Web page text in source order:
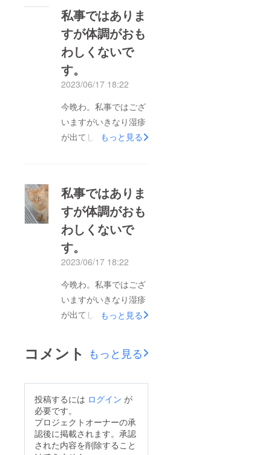
ていますが2ヶ月分で
すと1ヶ月7万6千円×2
で15万2千円になりま
す。体調はまだ悪いで
すが少しずつ仕事にも
援もいただいている方
もいますm(__)mスマ
ホも明日の明朝には止
らっしゃいましたらよ
ろしくお願いしたいい
たしますm(__)m先延
ばしにはできませんの
で明日で決まります。
緊急ですm(__)m申し
助けてください&lt;(_
_)&gt;私もご飯を食べ
ずに頑張りますのでど
たしますm(__)m
私事ではありま
すが体調がおも
わしくないで
す。
2023/06/17 18:22
今晩わ。私事ではござ
いますがいきなり湿疹
が出てしまい呼吸も苦
使う余裕はなく病院に
は行かないのですが命
に関わるかもしれない
からと母や知人に言わ
れ仕方なく病院へ行き
出たことないのですが
口にしたものかもしれ
ないという事、ストレ
た。アナフィラキシー
ですぐ亡くなる方もい
私はアナフィラキシー
手前でした。病院代も
かかってしまいお薬も
もらってしまって本当
もっと見る
私事ではありま
すが体調がおも
わしくないで
す。
2023/06/17 18:22
今晩わ。私事ではござ
いますがいきなり湿疹
が出てしまい呼吸も苦
まって凄く辛くなり本
来ならば自分にお金を
に関わるかもしれない
からと母や知人に言わ
れ仕方なく病院へ行き
ました。アレルギーは
もっと見る
コメント もっと見る
投稿するには ログイン が
必要です。
プロジェクトオーナーの承
認後に掲載されます。承認
された内容を削除すること